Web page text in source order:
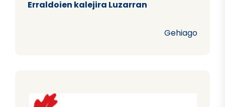
Erraldoien kalejira Luzarran
Gehiago